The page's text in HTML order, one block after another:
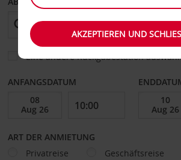
Eine andere Rückgabestation
ANFANGSDATUM
ART DER ANMIETUNG
Privatreise
Geschäftsreise
AKZEPTIEREN UND